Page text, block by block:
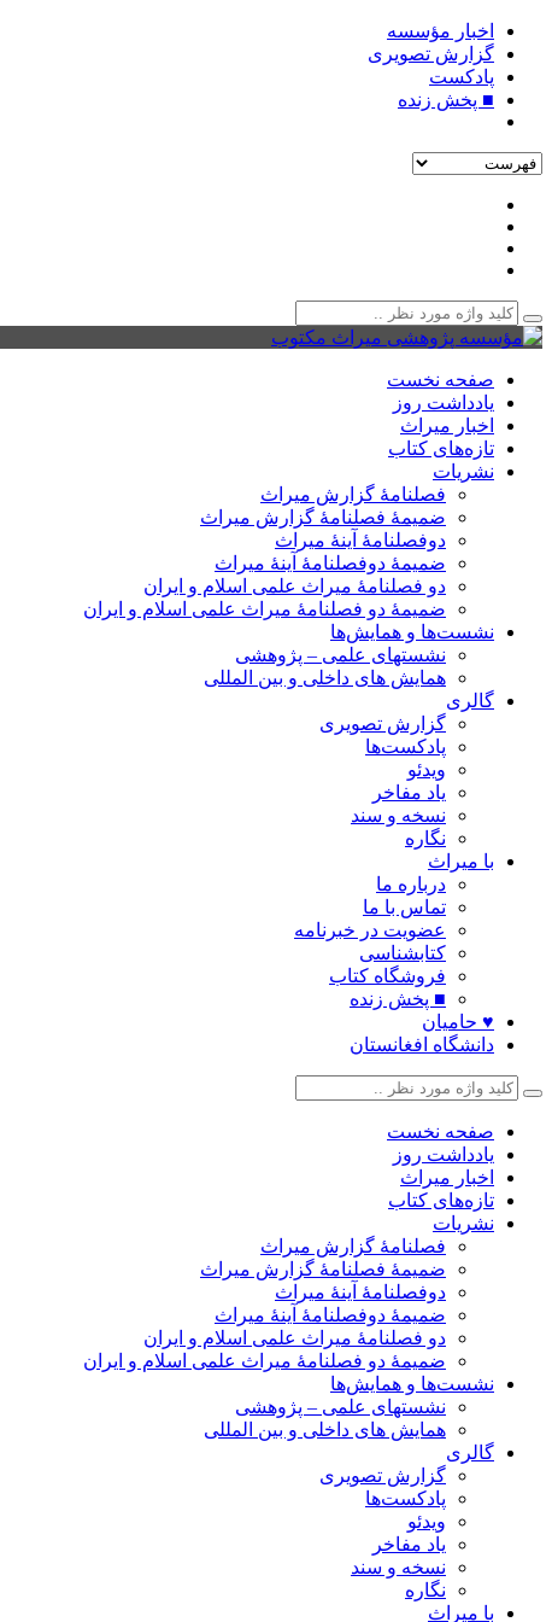
اخبار مؤسسه
گزارش تصویری
پادکست‌
■ پخش زنده
صفحه نخست
یادداشت روز
اخبار میراث
تازه‌های کتاب
نشریات
فصلنامۀ گزارش میراث
ضمیمۀ فصلنامۀ گزارش میراث
دوفصلنامۀ آینۀ میراث
ضمیمۀ دوفصلنامۀ آینۀ میراث
دو فصلنامۀ میراث علمی اسلام و ایران
ضمیمۀ دو فصلنامۀ میراث علمی اسلام و ایران
نشست‌ها و همایش‌ها
نشستهای علمی – پژوهشی
همایش های داخلی و بین المللی
گالری
گزارش تصویری
پادکست‌ها
ویدئو
یاد مفاخر
نسخه و سند
نگاره
با میراث
درباره ما
تماس با ما
عضویت در خبرنامه
کتابشناسی
فروشگاه کتاب
■ پخش زنده
♥ حامیان
دانشگاه افغانستان
صفحه نخست
یادداشت روز
اخبار میراث
تازه‌های کتاب
نشریات
فصلنامۀ گزارش میراث
ضمیمۀ فصلنامۀ گزارش میراث
دوفصلنامۀ آینۀ میراث
ضمیمۀ دوفصلنامۀ آینۀ میراث
دو فصلنامۀ میراث علمی اسلام و ایران
ضمیمۀ دو فصلنامۀ میراث علمی اسلام و ایران
نشست‌ها و همایش‌ها
نشستهای علمی – پژوهشی
همایش های داخلی و بین المللی
گالری
گزارش تصویری
پادکست‌ها
ویدئو
یاد مفاخر
نسخه و سند
نگاره
با میراث